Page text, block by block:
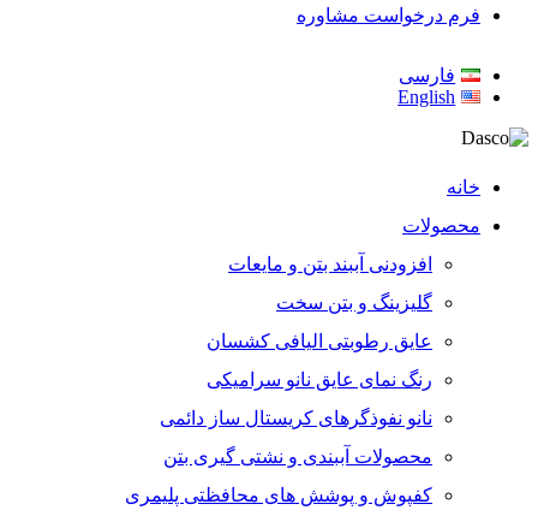
فرم درخواست مشاوره
فارسی
English
خانه
محصولات
افزودنی آببند بتن و مایعات
گلیزینگ و بتن سخت
عایق رطوبتی الیافی کشسان
رنگ نمای عایق نانو سرامیکی
نانو نفوذگرهای کریستال ساز دائمی
محصولات آببندی و نشتی گیری بتن
كفپوش و پوشش‌ های محافظتی پلیمری